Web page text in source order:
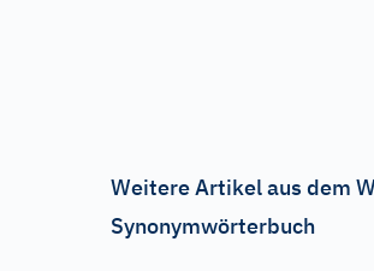
Weitere Artikel aus dem
Synonymwörterbuch